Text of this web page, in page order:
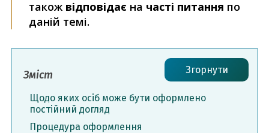
також відповідає на часті питання по
даній темі.
Зміст Згорнути
Щодо яких осіб може бути оформлено
постійний догляд
Процедура оформлення